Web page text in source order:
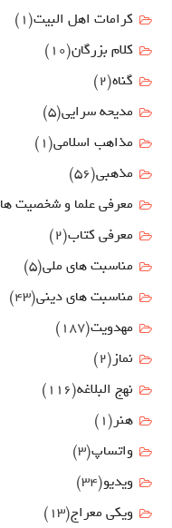
كرامات اهل البيت(1)
کلام بزرگان(10)
گناه(2)
مدیحه سرایی(5)
مذاهب اسلامی(1)
مذهبی(56)
معرفی علما و شخصیت ها
معرفی کتاب(2)
مناسبت هاي ملي(5)
مناسبت های دینی(43)
مهدويت(187)
نماز (2)
نهج البلاغه(116)
هنر (1)
واتساپ(3)
ویدیو(34)
ویکی معراج(13)